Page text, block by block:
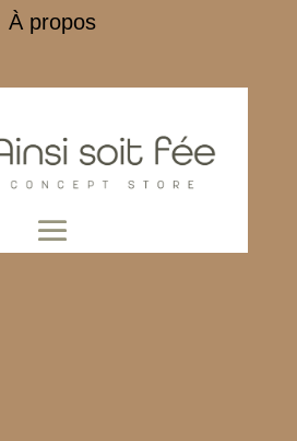
À propos